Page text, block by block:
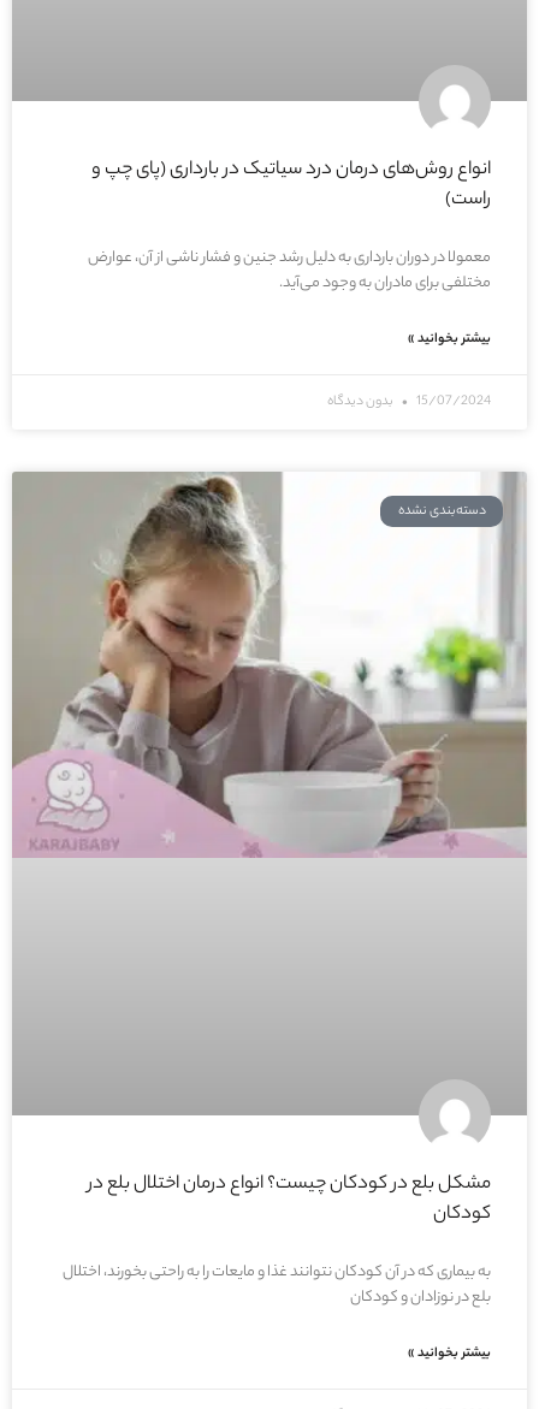
انواع روش‌های درمان درد سیاتیک در بارداری (پای چپ و
راست)
معمولا در دوران بارداری به دلیل رشد جنین و فشار ناشی از آن، عوارض
مختلفی برای مادران به وجود می‌آید.
بیشتر بخوانید »
15/07/2024 بدون دیدگاه
دسته‌بندی نشده
مشکل بلع در کودکان چیست؟ انواع درمان اختلال بلع در
کودکان
به بیماری که در آن کودکان نتوانند غذا و مایعات را به راحتی بخورند، اختلال
بلع در نوزادان و کودکان
بیشتر بخوانید »